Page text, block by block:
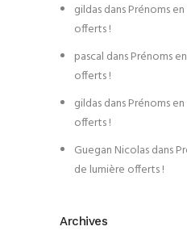
gildasdansPrénoms
offerts !
pascal dansPrénoms
offerts !
gildasdansPrénoms
offerts !
Guegan Nicolasdans
de lumière offerts !
Archives